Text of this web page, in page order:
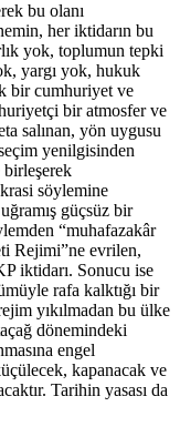
bu olanı
her iktidarın bu
yok, toplumun tepki
yargı yok, hukuk
bir cumhuriyet ve
bir atmosfer ve
salınan, yön uygusu
yenilgisinden
birleşerek
söylemine
güçsüz bir
“muhafazakâr
Rejimi”ne evrilen,
iktidarı. Sonucu ise
rafa kalktığı bir
yıkılmadan bu ülke
dönemindeki
engel
kapanacak ve
Tarihin yasası da